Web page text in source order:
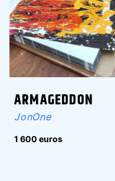
ARMAGEDDON
JonOne
1 600 euros